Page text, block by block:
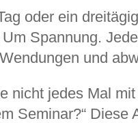
oder ein
Spannung.
und
nicht jedes Mal
Seminar?“ Diese